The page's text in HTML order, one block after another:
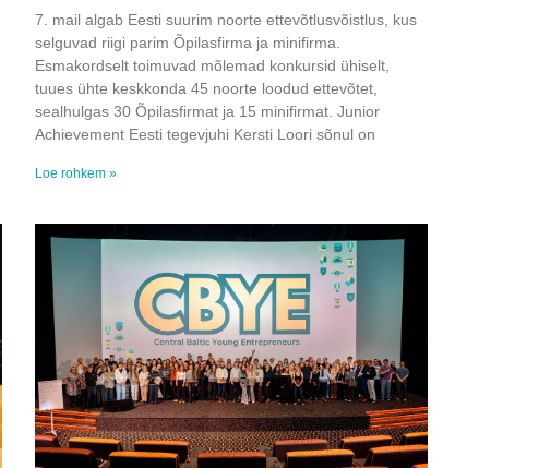
7. mail algab Eesti suurim noorte ettevõtlusvõistlus, kus
selguvad riigi parim Õpilasfirma ja minifirma.
Esmakordselt toimuvad mõlemad konkursid ühiselt,
tuues ühte keskkonda 45 noorte loodud ettevõtet,
sealhulgas 30 Õpilasfirmat ja 15 minifirmat. Junior
Achievement Eesti tegevjuhi Kersti Loori sõnul on
Loe rohkem »